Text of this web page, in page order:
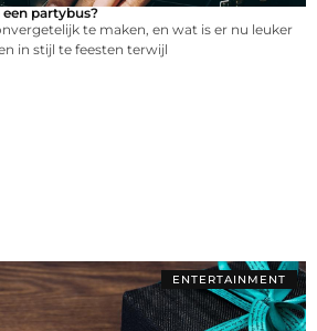
partybus?
te maken, en wat is er nu leuker
in stijl te feesten terwijl
ENTERTAINMENT